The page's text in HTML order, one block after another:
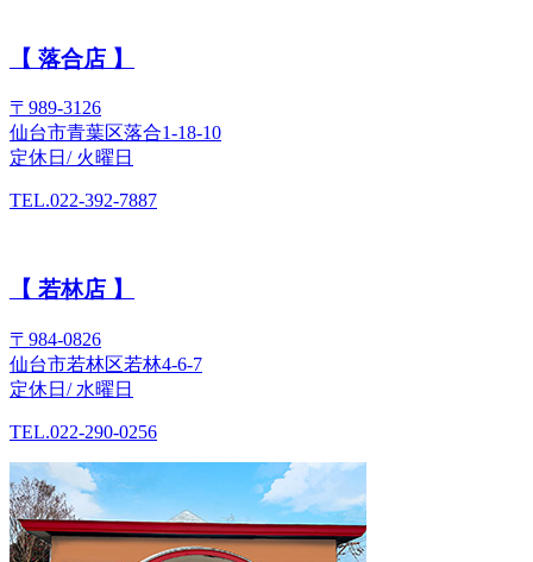
【 落合店 】
〒989-3126
仙台市青葉区落合1-18-10
定休日/ 火曜日
TEL.022-392-7887
【 若林店 】
〒984-0826
仙台市若林区若林4-6-7
定休日/ 水曜日
TEL.022-290-0256